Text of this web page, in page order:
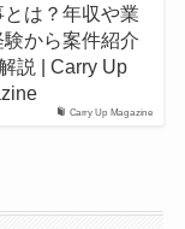
Carry Up Magazine
は？年収や業
から案件紹介
説 | Carry Up